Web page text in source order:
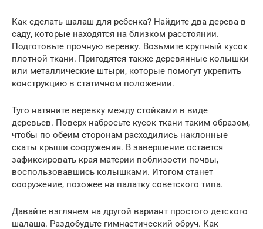
Как сделать шалаш для ребенка? Найдите два дерева в
саду, которые находятся на близком расстоянии.
Подготовьте прочную веревку. Возьмите крупный кусок
плотной ткани. Пригодятся также деревянные колышки
или металлические штыри, которые помогут укрепить
конструкцию в статичном положении.
Туго натяните веревку между стойками в виде
деревьев. Поверх набросьте кусок ткани таким образом,
чтобы по обеим сторонам расходились наклонные
скаты крыши сооружения. В завершение остается
зафиксировать края материи поблизости почвы,
воспользовавшись колышками. Итогом станет
сооружение, похожее на палатку советского типа.
Давайте взглянем на другой вариант простого детского
шалаша. Раздобудьте гимнастический обруч. Как